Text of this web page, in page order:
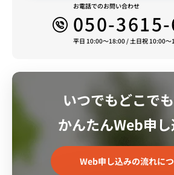
お電話でのお問い合わせ
050-
平日 10:00～18:00 / 土日祝 10:00～
いつでもどこでも
かんたんWeb申し
Web申し込みの流れに